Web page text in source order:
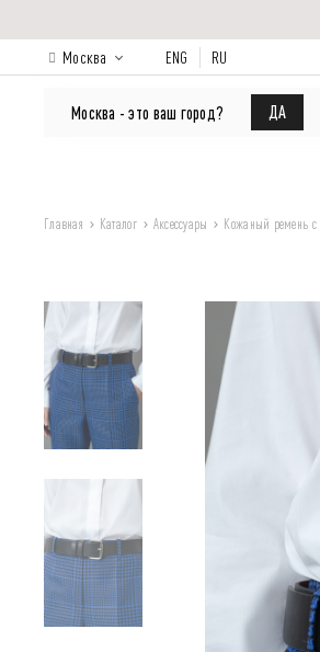
Москва
Москва - это ваш город? ДА
ENG RU
КАТАЛОГ Лукбук О
Главная Каталог Аксессуары Кожаный ремень с